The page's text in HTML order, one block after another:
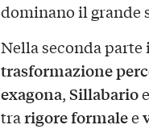
dominano il grande
Nella seconda parte
trasformazione
exagona,Sillabarioe
trarigore formalee